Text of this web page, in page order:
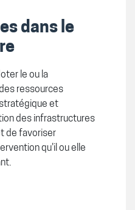
dans le
le ou la
ressources
et
des infrastructures
de favoriser
qu'il ou elle